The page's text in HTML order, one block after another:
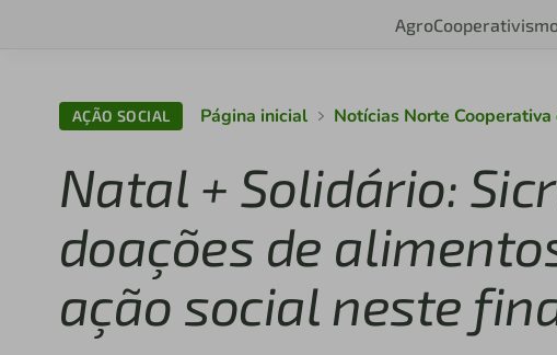
Agro
AÇÃO SOCIAL Página inicial Notícias Norte
Natal + Solidário:
doações de
ação social neste